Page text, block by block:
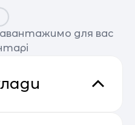
для вас